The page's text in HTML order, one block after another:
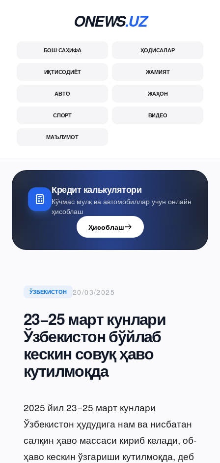
ONEWS.UZ
БОШ САҲИФА ҲОДИСАЛАР
ИҚТИСОДИЁТ ЖАМИЯТ
АВТО ЖАҲОН
СПОРТ ВИДЕО
МАЪЛУМОТ
Кредит калькулятори
Кўчмас мулк ва автомобиллар учун онлайн
ҳисоблаш
Ҳисоблаш
ЎЗБЕКИСТОН 20/03/2025
23−25 март кунлари
Ўзбекистон бўйлаб
кескин совуқ ҳаво
кутилмоқда
2025 йил 23−25 март кунлари
Ўзбекистон ҳудудига нам ва нисбатан
салқин ҳаво массаси кириб келади, об-
ҳаво кескин ўзгариши кутилмоқда, деб